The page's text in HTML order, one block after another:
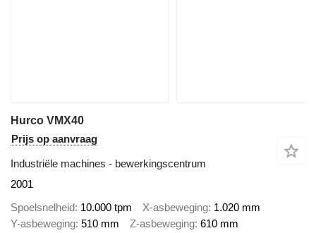
Hurco VMX40
Prijs op aanvraag
Industriële machines - bewerkingscentrum
2001
Spoelsnelheid 10.000 tpm X-asbeweging 1.020 mm
Y-asbeweging 510 mm Z-asbeweging 610 mm